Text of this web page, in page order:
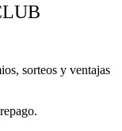
sorteos y ventajas